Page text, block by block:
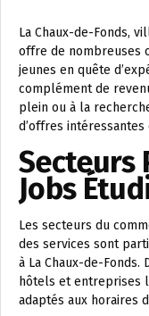
La Chaux-de-Fonds,
offre de nombreuses
jeunes en quête
complément de
plein ou à la
d’offres
Secteurs
Jobs
Les secteurs du
des services sont
à La Chaux-de-Fonds.
hôtels et entreprises
adaptés aux horaires